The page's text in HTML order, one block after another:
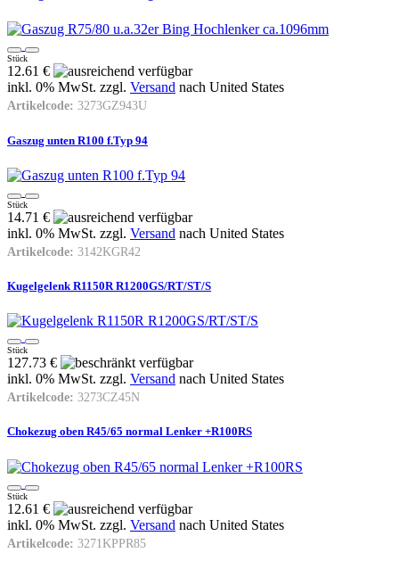
Stück
12.61 €
inkl. 0% MwSt. zzgl. Versand nach United States
Artikelcode: 3273GZ943U
Gaszug unten R100 f.Typ 94
Stück
14.71 €
inkl. 0% MwSt. zzgl. Versand nach United States
Artikelcode: 3142KGR42
Kugelgelenk R1150R R1200GS/RT/ST/S
Stück
127.73 €
inkl. 0% MwSt. zzgl. Versand nach United States
Artikelcode: 3273CZ45N
Chokezug oben R45/65 normal Lenker +R100RS
Stück
12.61 €
inkl. 0% MwSt. zzgl. Versand nach United States
Artikelcode: 3271KPPR85